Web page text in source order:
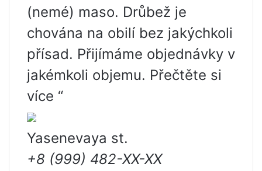
(nemé) maso. Drůbež je
chována na obilí bez jakýchkoli
přísad. Přijímáme objednávky v
jakémkoli objemu. Přečtěte si
více “
Yasenevaya st.
+8 (999) 482-XX-XX